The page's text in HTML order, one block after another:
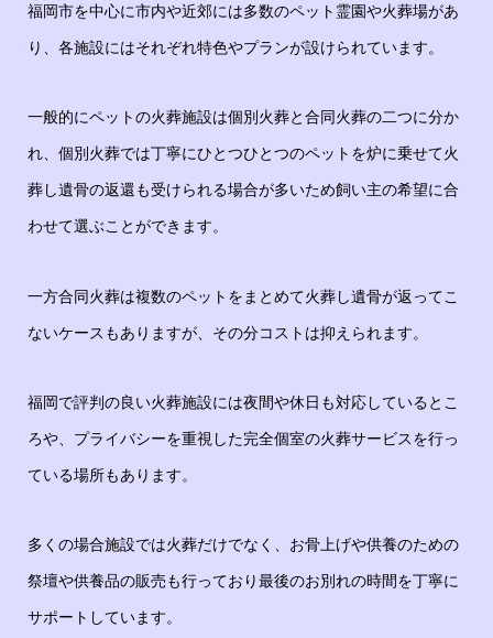
福岡市を中心に市内や近郊には多数のペット霊園や火葬場があ
り、各施設にはそれぞれ特色やプランが設けられています。
一般的にペットの火葬施設は個別火葬と合同火葬の二つに分か
れ、個別火葬では丁寧にひとつひとつのペットを炉に乗せて火
葬し遺骨の返還も受けられる場合が多いため飼い主の希望に合
わせて選ぶことができます。
一方合同火葬は複数のペットをまとめて火葬し遺骨が返ってこ
ないケースもありますが、その分コストは抑えられます。
福岡で評判の良い火葬施設には夜間や休日も対応しているとこ
ろや、プライバシーを重視した完全個室の火葬サービスを行っ
ている場所もあります。
多くの場合施設では火葬だけでなく、お骨上げや供養のための
祭壇や供養品の販売も行っており最後のお別れの時間を丁寧に
サポートしています。